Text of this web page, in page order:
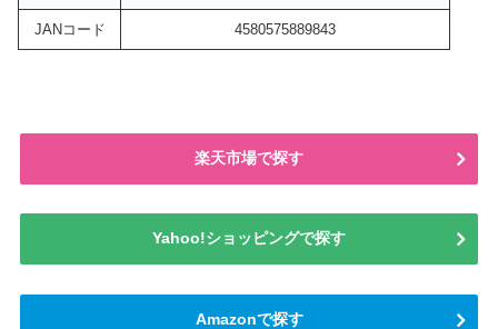
JANコード 4580575889843
楽天市場で探す
Yahoo!ショッピングで探す
Amazonで探す